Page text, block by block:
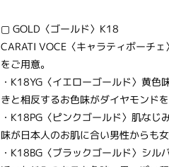
▢ GOLD〈ゴールド〉K18
CARATI VOCE〈キャラティボーチ
をご用意。
・K18YG〈イエローゴールド〉黄
きと相反するお色味がダイヤモンド
・K18PG〈ピンクゴールド〉肌な
味が日本人のお肌に合い男性からも
・K18BG〈ブラックゴールド〉シ